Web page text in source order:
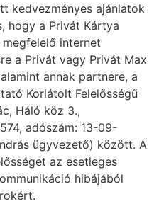
kedvezményes ajánlatok
hogy a Privát Kártya
internet
a Privát vagy Privát Max
annak partnere, a
Korlátolt Felelősségű
Háló köz 3.,
adószám: 13-09-
ügyvezető) között. A
az esetleges
hibájából